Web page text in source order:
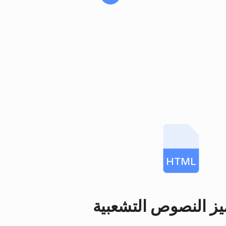
HTML
النصوص التشعبية